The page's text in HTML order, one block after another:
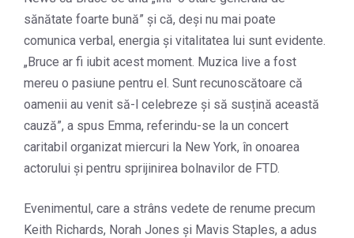
sănătate foarte bună” și că, deși nu mai poate
comunica verbal, energia și vitalitatea lui sunt evidente.
„Bruce ar fi iubit acest moment. Muzica live a fost
mereu o pasiune pentru el. Sunt recunoscătoare că
oamenii au venit să-l celebreze și să susțină această
cauză”, a spus Emma, referindu-se la un concert
caritabil organizat miercuri la New York, în onoarea
actorului și pentru sprijinirea bolnavilor de FTD.
Evenimentul, care a strâns vedete de renume precum
Keith Richards, Norah Jones și Mavis Staples, a adus